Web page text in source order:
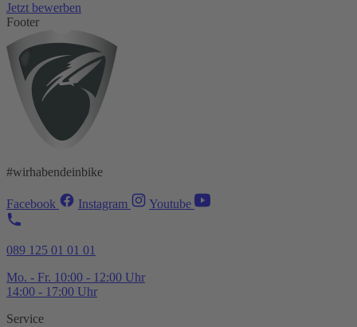
Jetzt bewerben
Footer
#wirhabendeinbike
Facebook Instagram Youtube
089 125 01 01 01
Mo. - Fr. 10:00 - 12:00 Uhr
14:00 - 17:00 Uhr
Service